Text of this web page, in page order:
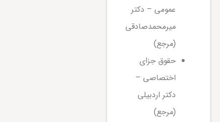
عمومی – دکتر
میرمحمدصادقی
(مرجع)
حقوق جزای
اختصاصی –
دکتر اردبیلی
(مرجع)